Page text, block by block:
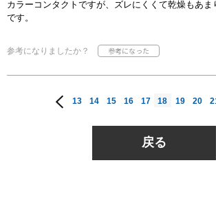
カラーコンタクトですが、ズレにくくて乾燥もあ
です。
参考になりましたか？
13 14 15 16 17 18 19 20
戻る